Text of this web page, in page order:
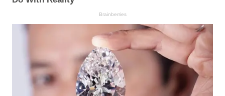
Brainberries